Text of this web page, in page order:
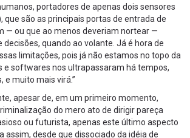
portadores de apenas dois sensores
que são as principais portas de entrada de
— ou que ao menos deveriam nortear —
quando ao volante. Já é hora de
limitações, pois já não estamos no topo da
e softwares nos ultrapassaram há tempos,
e muito mais virá.”
apesar de, em um primeiro momento,
do mero ato de dirigir pareça
ou futurista, apenas este último aspecto
assim, desde que dissociado da idéia de